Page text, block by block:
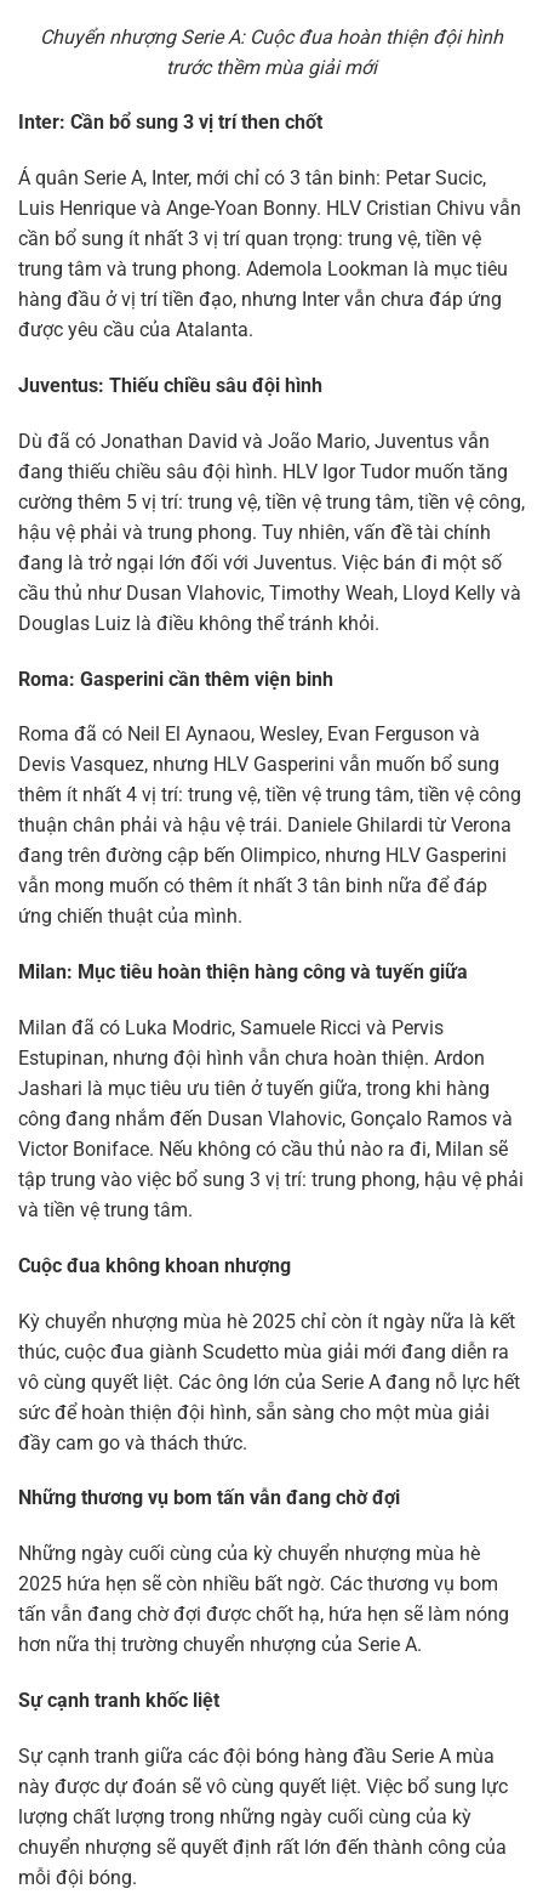
Chuyển nhượng Serie A: Cuộc đua hoàn thiện đội hình
trước thềm mùa giải mới
Inter: Cần bổ sung 3 vị trí then chốt
Á quân Serie A, Inter, mới chỉ có 3 tân binh: Petar Sucic,
Luis Henrique và Ange-Yoan Bonny. HLV Cristian Chivu vẫn
cần bổ sung ít nhất 3 vị trí quan trọng: trung vệ, tiền vệ
trung tâm và trung phong. Ademola Lookman là mục tiêu
hàng đầu ở vị trí tiền đạo, nhưng Inter vẫn chưa đáp ứng
được yêu cầu của Atalanta.
Juventus: Thiếu chiều sâu đội hình
Dù đã có Jonathan David và João Mario, Juventus vẫn
đang thiếu chiều sâu đội hình. HLV Igor Tudor muốn tăng
cường thêm 5 vị trí: trung vệ, tiền vệ trung tâm, tiền vệ công,
hậu vệ phải và trung phong. Tuy nhiên, vấn đề tài chính
đang là trở ngại lớn đối với Juventus. Việc bán đi một số
cầu thủ như Dusan Vlahovic, Timothy Weah, Lloyd Kelly và
Douglas Luiz là điều không thể tránh khỏi.
Roma: Gasperini cần thêm viện binh
Roma đã có Neil El Aynaou, Wesley, Evan Ferguson và
Devis Vasquez, nhưng HLV Gasperini vẫn muốn bổ sung
thêm ít nhất 4 vị trí: trung vệ, tiền vệ trung tâm, tiền vệ công
thuận chân phải và hậu vệ trái. Daniele Ghilardi từ Verona
đang trên đường cập bến Olimpico, nhưng HLV Gasperini
vẫn mong muốn có thêm ít nhất 3 tân binh nữa để đáp
ứng chiến thuật của mình.
Milan: Mục tiêu hoàn thiện hàng công và tuyến giữa
Milan đã có Luka Modric, Samuele Ricci và Pervis
Estupinan, nhưng đội hình vẫn chưa hoàn thiện. Ardon
Jashari là mục tiêu ưu tiên ở tuyến giữa, trong khi hàng
công đang nhắm đến Dusan Vlahovic, Gonçalo Ramos và
Victor Boniface. Nếu không có cầu thủ nào ra đi, Milan sẽ
tập trung vào việc bổ sung 3 vị trí: trung phong, hậu vệ phải
và tiền vệ trung tâm.
Cuộc đua không khoan nhượng
Kỳ chuyển nhượng mùa hè 2025 chỉ còn ít ngày nữa là kết
thúc, cuộc đua giành Scudetto mùa giải mới đang diễn ra
vô cùng quyết liệt. Các ông lớn của Serie A đang nỗ lực hết
sức để hoàn thiện đội hình, sẵn sàng cho một mùa giải
đầy cam go và thách thức.
Những thương vụ bom tấn vẫn đang chờ đợi
Những ngày cuối cùng của kỳ chuyển nhượng mùa hè
2025 hứa hẹn sẽ còn nhiều bất ngờ. Các thương vụ bom
tấn vẫn đang chờ đợi được chốt hạ, hứa hẹn sẽ làm nóng
hơn nữa thị trường chuyển nhượng của Serie A.
Sự cạnh tranh khốc liệt
Sự cạnh tranh giữa các đội bóng hàng đầu Serie A mùa
này được dự đoán sẽ vô cùng quyết liệt. Việc bổ sung lực
lượng chất lượng trong những ngày cuối cùng của kỳ
chuyển nhượng sẽ quyết định rất lớn đến thành công của
mỗi đội bóng.